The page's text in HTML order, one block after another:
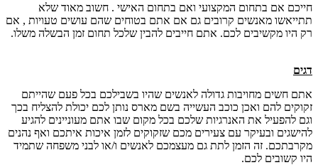
חייכם אם בתחום המקצועי ואם בתחום האישי . חשוב מאוד שלא
תתייאשו מאנשים קרובים גם אם אתם בטוחים שהם עושים טעויות , אם
רק היו מקשיבים לכם. אתם חייבים להבין שלכל תחום זמן הבשלה משלו.
דגים
אתם חשים מחויבות גדולה לאנשים שהיו בשבילכם בכל פעם שהייתם
זקוקים להם ואכן כוכב העשייה בשם מארס נותן לכם יכולת להצליח בכך
וגם להפעיל את האנרגיות שלכם בכל מקום שבו אתם מעוניינים להגיע
להישגים ובעיקר עם צעירים מכם שזקוקים לזמן איכות איתכם ואף נהנים
מקרבתכם. זה הזמן לתת גם מעצמכם לאנשים ו/או לבני משפחה שתמיד
היו קשובים לכם.